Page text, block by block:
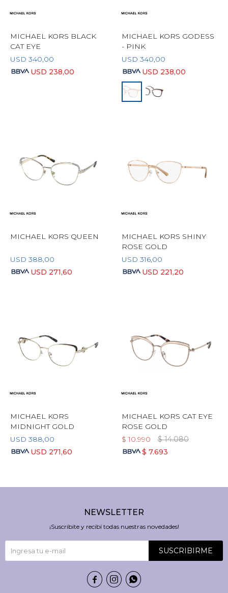
MICHAEL KORS BLACK
CAT EYE
USD 340,00
USD 238,00
MICHAEL KORS GODESS
- PINK
USD 340,00
USD 238,00
MICHAEL KORS QUEEN
USD 388,00
USD 271,60
MICHAEL KORS SHINY
ROSE GOLD
USD 316,00
USD 221,20
MICHAEL KORS
MIDNIGHT GOLD
USD 388,00
USD 271,60
MICHAEL KORS CAT EYE
ROSE GOLD
$ 10.990 $ 14.080
$ 7.693
NEWSLETTER
¡Suscribite y recibí todas nuestras novedades!
SUSCRIBIRME
  